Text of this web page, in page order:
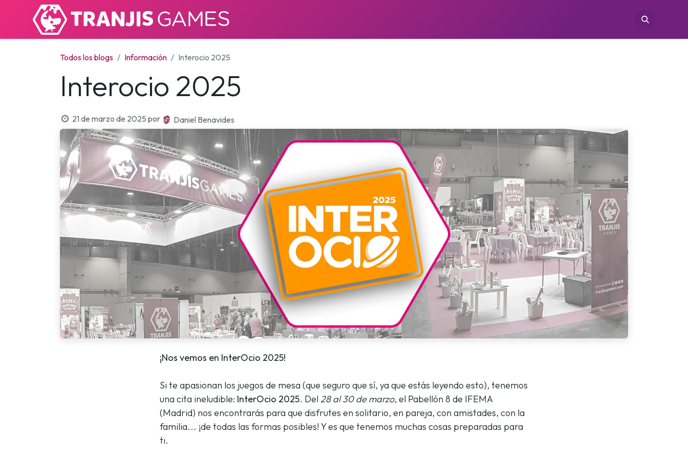
Todos los blogs Información Interocio 2025
Interocio 2025
21 de marzo de 2025 por Daniel Benavides
¡Nos vemos en InterOcio 2025!
Si te apasionan los juegos de mesa (que seguro que sí, ya que estás leyendo esto), tenemos
una cita ineludible: InterOcio 2025. Del 28 al 30 de marzo, el Pabellón 8 de IFEMA
(Madrid) nos encontrarás para que disfrutes en solitario, en pareja, con amistades, con la
familia... ¡de todas las formas posibles! Y es que tenemos muchas cosas preparadas para
ti.